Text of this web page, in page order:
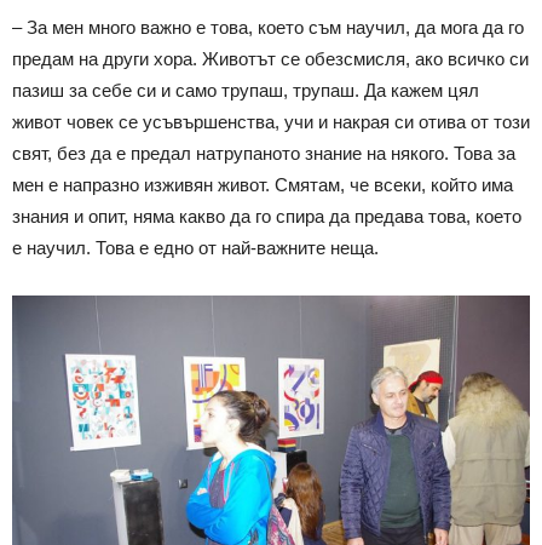
– За мен много важно е това, което съм научил, да мога да го
предам на други хора. Животът се обезсмисля, ако всичко си
пазиш за себе си и само трупаш, трупаш. Да кажем цял
живот човек се усъвършенства, учи и накрая си отива от този
свят, без да е предал натрупаното знание на някого. Това за
мен е напразно изживян живот. Смятам, че всеки, който има
знания и опит, няма какво да го спира да предава това, което
е научил. Това е едно от най-важните неща.